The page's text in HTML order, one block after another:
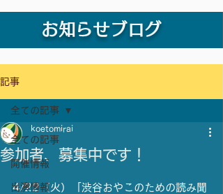
お知らせブログ
記事
全ての記事
開催情報
出演情報
全ての記事
参加者、募集中です！
koetomirai
4/22（火）「渋谷おやこのための読み聞